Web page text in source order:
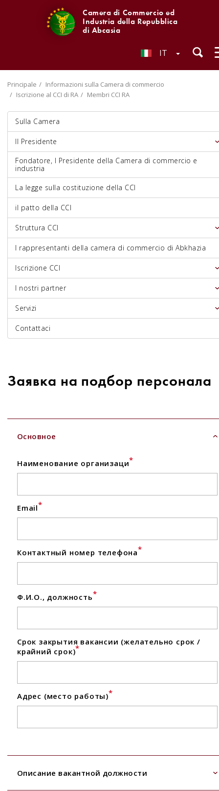
Camera di Commercio ed
Industria della Repubblica
di Abcasia
IT
Principale
Informazioni sulla Camera di commercio
Iscrizione al CCI di RA
Membri CCI RA
Sulla Camera
Il Presidente
Fondatore, I Presidente della Camera di commercio e
industria
La legge sulla costituzione della CCI
il patto della CCI
Struttura CCI
I rappresentanti della camera di commercio di Abkhazia
Iscrizione CCI
I nostri partner
Servizi
Contattaci
Заявка на подбор персонала
Основное
Наименование организаци*
Email*
Контактный номер телефона*
Ф.И.О., должность*
Срок закрытия вакансии (желательно срок /
крайний срок)*
Адрес (место работы)*
Описание вакантной должности